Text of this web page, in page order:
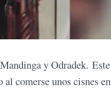
y Odradek. Este
comerse unos cisnes en